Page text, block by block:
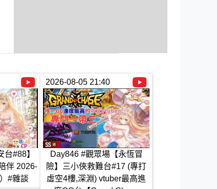
#88】
伴 2026-
#雜談
2026-08-05 21:40
Day846 #觀眾場【永恆冒
險】三小俠救難台#17 (專打
虛空4樓,深淵) vtuber最高進